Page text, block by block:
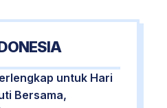
untuk Hari
Bersama,